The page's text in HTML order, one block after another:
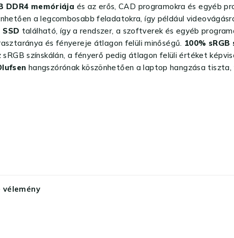
DDR4 memóriája és az erős, CAD programokra és egyéb
a legcombosabb feladatokra, így például
található, így a rendszer, a szoftverek és egyéb
és fényereje átlagon felüli minőségű. 100%
színskálán, a fényerő pedig átlagon felüli értéket
hangszórónak köszönhetően a laptop hangzása
vélemény